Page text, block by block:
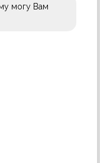
могу Вам